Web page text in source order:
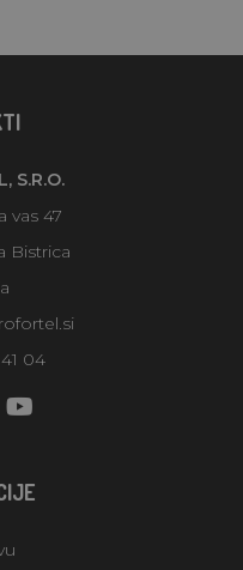
S.R.O.
vas 47
Bistrica
04